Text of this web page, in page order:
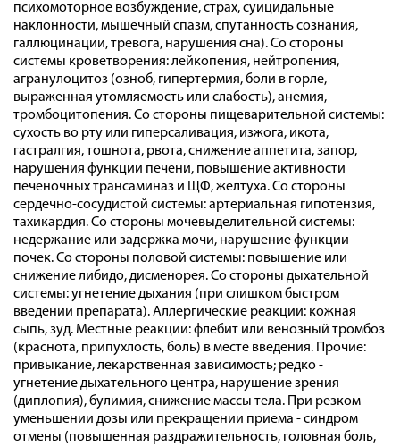
психомоторное возбуждение, страх, суицидальные
наклонности, мышечный спазм, спутанность сознания,
галлюцинации, тревога, нарушения сна). Со стороны
системы кроветворения: лейкопения, нейтропения,
агранулоцитоз (озноб, гипертермия, боли в горле,
выраженная утомляемость или слабость), анемия,
тромбоцитопения. Со стороны пищеварительной системы:
сухость во рту или гиперсаливация, изжога, икота,
гастралгия, тошнота, рвота, снижение аппетита, запор,
нарушения функции печени, повышение активности
печеночных трансаминаз и ЩФ, желтуха. Со стороны
сердечно-сосудистой системы: артериальная гипотензия,
тахикардия. Со стороны мочевыделительной системы:
недержание или задержка мочи, нарушение функции
почек. Со стороны половой системы: повышение или
снижение либидо, дисменорея. Со стороны дыхательной
системы: угнетение дыхания (при слишком быстром
введении препарата). Аллергические реакции: кожная
сыпь, зуд. Местные реакции: флебит или венозный тромбоз
(краснота, припухлость, боль) в месте введения. Прочие:
привыкание, лекарственная зависимость; редко -
угнетение дыхательного центра, нарушение зрения
(диплопия), булимия, снижение массы тела. При резком
уменьшении дозы или прекращении приема - синдром
отмены (повышенная раздражительность, головная боль,